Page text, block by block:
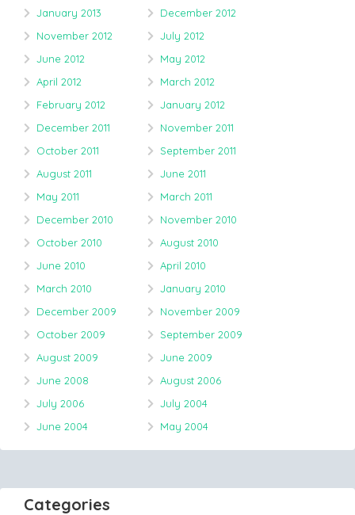
January 2013
December 2012
November 2012
July 2012
June 2012
May 2012
April 2012
March 2012
February 2012
January 2012
December 2011
November 2011
October 2011
September 2011
August 2011
June 2011
May 2011
March 2011
December 2010
November 2010
October 2010
August 2010
June 2010
April 2010
March 2010
January 2010
December 2009
November 2009
October 2009
September 2009
August 2009
June 2009
June 2008
August 2006
July 2006
July 2004
June 2004
May 2004
Categories